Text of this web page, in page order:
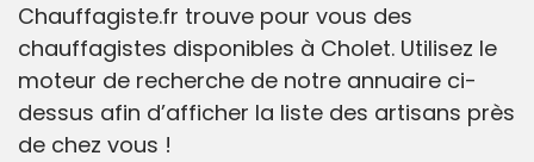
Chauffagiste.fr trouve pour vous des
chauffagistes disponibles à Cholet. Utilisez le
moteur de recherche de notre annuaire ci-
dessus afin d’afficher la liste des artisans près
de chez vous !